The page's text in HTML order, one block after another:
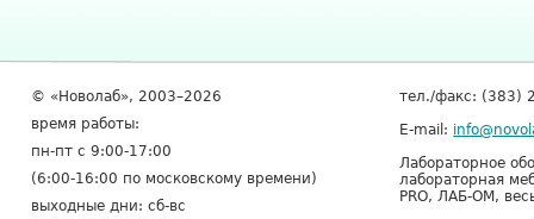
© «Новолаб», 2003–2026
время работы:
пн-пт с 9:00-17:00
(6:00-16:00 по московскому времени)
выходные дни: сб-вс
тел./факс: (383)
E-mail:
Лабораторное
лабораторная
PRO, ЛАБ-ОМ,